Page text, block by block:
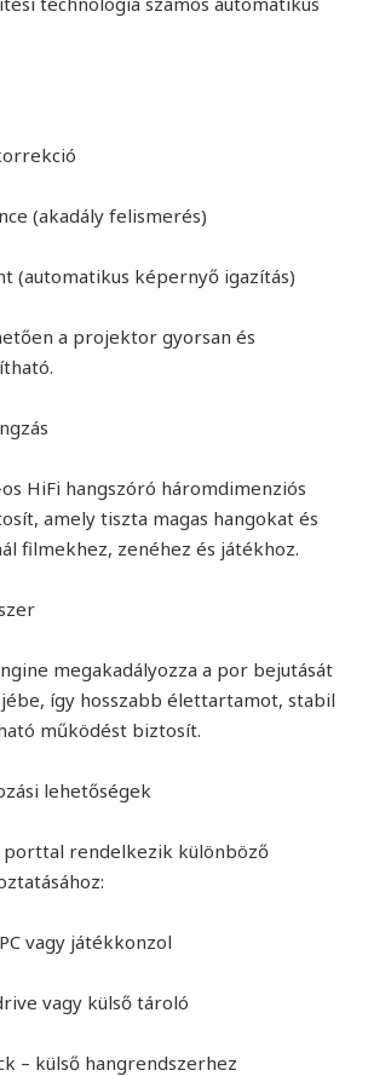
(akadály felismerés)
(automatikus képernyő igazítás)
a projektor gyorsan és
HiFi hangszóró háromdimenziós
amely tiszta magas hangokat és
filmekhez, zenéhez és játékhoz.
megakadályozza a por bejutását
így hosszabb élettartamot, stabil
működést biztosít.
lehetőségek
rendelkezik különböző
vagy játékkonzol
vagy külső tároló
– külső hangrendszerhez